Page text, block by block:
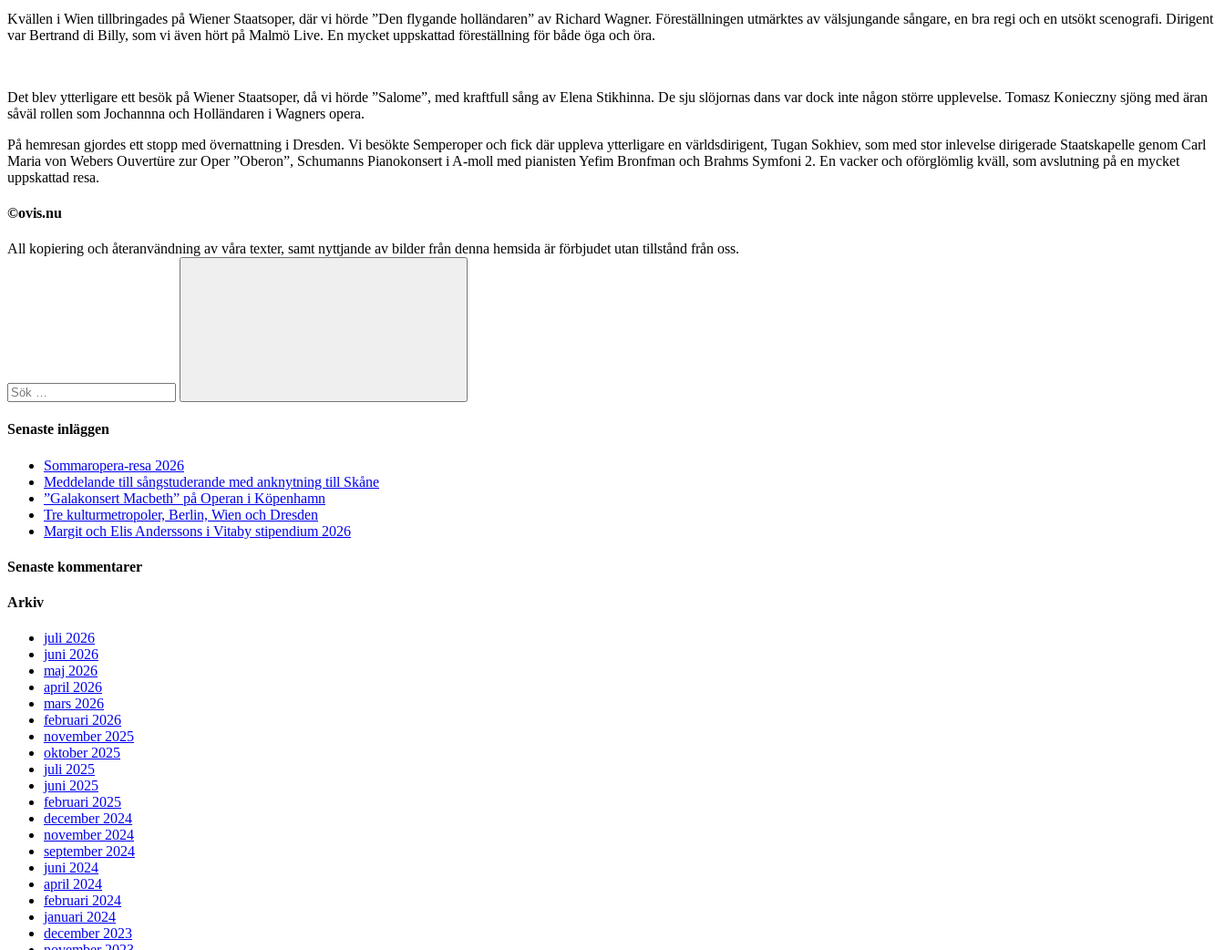
Kvällen i Wien tillbringades på Wiener Staatsoper, där vi hörde ”Den flygande holländaren” av Richard Wagner. Föreställningen utmärktes av välsjungande sångare, en bra regi och en utsökt scenografi. Dirigent
var Bertrand di Billy, som vi även hört på Malmö Live. En mycket uppskattad föreställning för både öga och öra.
Det blev ytterligare ett besök på Wiener Staatsoper, då vi hörde ”Salome”, med kraftfull sång av Elena Stikhinna. De sju slöjornas dans var dock inte någon större upplevelse. Tomasz Konieczny sjöng med äran
såväl rollen som Jochannna och Holländaren i Wagners opera.
På hemresan gjordes ett stopp med övernattning i Dresden. Vi besökte Semperoper och fick där uppleva ytterligare en världsdirigent, Tugan Sokhiev, som med stor inlevelse dirigerade Staatskapelle genom Carl
Maria von Webers Ouvertüre zur Oper ”Oberon”, Schumanns Pianokonsert i A-moll med pianisten Yefim Bronfman och Brahms Symfoni 2. En vacker och oförglömlig kväll, som avslutning på en mycket
uppskattad resa.
©ovis.nu
All kopiering och återanvändning av våra texter, samt nyttjande av bilder från denna hemsida är förbjudet utan tillstånd från oss.
Sök
Senaste inläggen
Sommaropera-resa 2026
Meddelande till sångstuderande med anknytning till Skåne
”Galakonsert Macbeth” på Operan i Köpenhamn
Tre kulturmetropoler, Berlin, Wien och Dresden
Margit och Elis Anderssons i Vitaby stipendium 2026
Senaste kommentarer
Arkiv
juli 2026
juni 2026
maj 2026
april 2026
mars 2026
februari 2026
november 2025
oktober 2025
juli 2025
juni 2025
februari 2025
december 2024
november 2024
september 2024
juni 2024
april 2024
februari 2024
januari 2024
december 2023